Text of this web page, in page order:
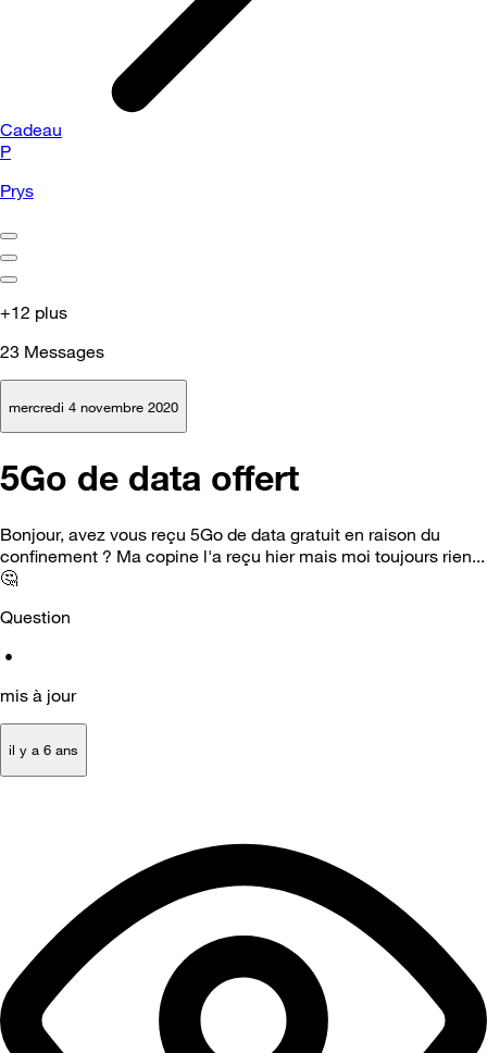
Cadeau
P
Prys
+12 plus
23 Messages
mercredi 4 novembre 2020
5Go de data offert
Bonjour, avez vous reçu 5Go de data gratuit en raison du
confinement ? Ma copine l'a reçu hier mais moi toujours rien...
🤔
Question
•
mis à jour
il y a 6 ans